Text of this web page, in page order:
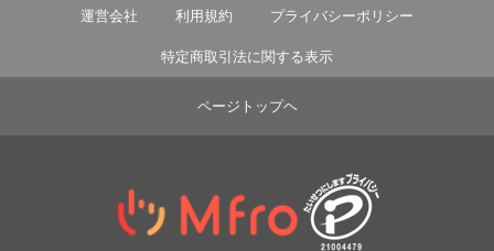
運営会社 利用規約 プライバシーポリシー
特定商取引法に関する表示
ページトップヘ